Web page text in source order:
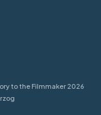
to the Filmmaker 2026